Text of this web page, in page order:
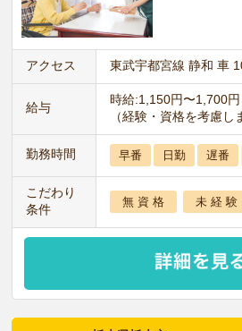
アクセス 東武宇都宮線 静和 車
給与
時給:1,150円〜1,700円
（経験・資格を考慮し
勤務時間 早番 日勤 遅番
こだわり
条件
無 資 格 未 経 験